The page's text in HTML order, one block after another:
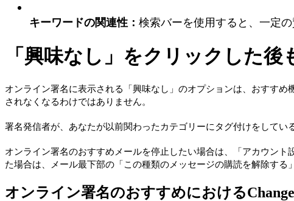
キーワー ドの関連性 ： 検索バーを使用する と 、 一定の
「興味な し 」 をク リ ック した後
オンライ ン署名に表示される 「 興味な し 」 のオプシ ョ ンは おすすめ
されな く なるわけではあ り ません。
署名発信者が あなたが以前関わった カテゴリ ーに タグ付けを してい
オンライ ン署名のおすすめ メ ールを停止 したい場合は 「 アカウ ン ト
た場合は メ ール最下部の 「 こ の種類の メ ッセージの購読を解除する 」
オンライ ン署名のおすすめにおけるChange